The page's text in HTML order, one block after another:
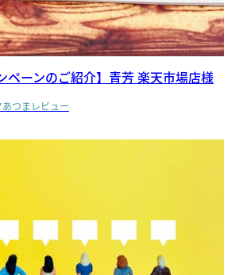
ペーンのご紹介】青芳 楽天市場店様
つまレビュー